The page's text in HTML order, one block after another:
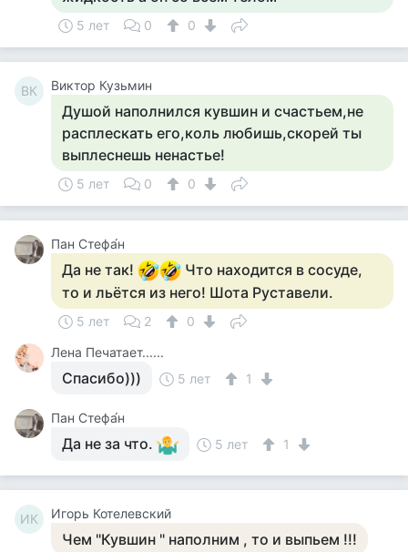
5 лет 0 0
ВК Виктор Кузьмин
Душой наполнился кувшин и счастьем,не
расплескать его,коль любишь,скорей ты
выплеснешь ненастье!
5 лет 0 0
Пан Стефа́н
Да не так!
Что находится в сосуде,
то и льётся из него! Шота Руставели.
5 лет 2
0
Лена Печатает......
Спасибо))) 5 лет 1
Пан Стефа́н
Да не за что. 5 лет 1
ИК Игорь Котелевский
Чем "Кувшин " наполним , то и выпьем !!!